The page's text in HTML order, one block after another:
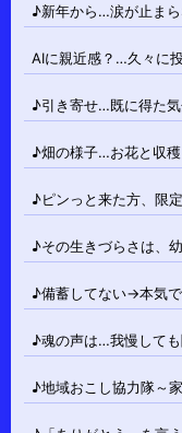
♪新年から…涙が止ま
AIに親近感？…久々に
♪引き寄せ…既に得た
♪畑の様子…お花と収
♪ピンっと来た方、限
♪その生きづらさは、
♪備蓄してない→本気
♪魂の声は…我慢して
♪地域おこし協力隊～